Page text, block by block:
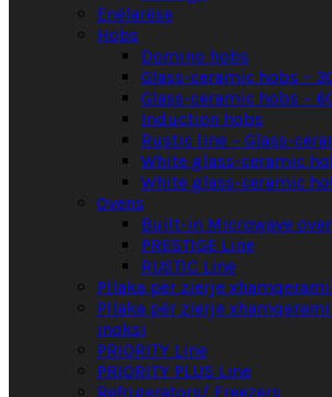
Enëlarëse
Hobs
Domino hobs
Glass-ceramic hobs –
Glass-ceramic hobs –
Induction hobs
Rustic line – Glass-
White glass-ceramic
White glass-ceramic
Ovens
Built-in Microwave
PRESTIGE Line
RUSTIC Line
Pllaka për zierje
Pllaka për zierje
inoksi
PRIORITY Line
PRIORITY PLUS Line
Refrigerators/ Freezers